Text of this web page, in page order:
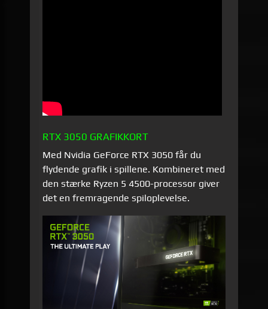
RTX 3050 GRAFIKKORT
Med Nvidia GeForce RTX 3050 får du
flydende grafik i spillene. Kombineret med
den stærke Ryzen 5 4500-processor giver
det en fremragende spiloplevelse.